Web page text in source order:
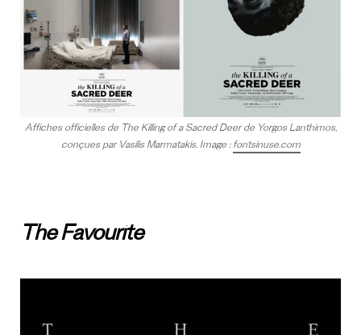
Affiches officielles de The Killing of a Sacred Deer de Yorgos Lanthimos,
conçues par Vasilis Marmatakis. Image : fontsinuse.com
The Favourite